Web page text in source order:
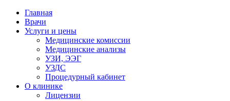
Главная
Врачи
Услуги и цены
Медицинские комиссии
Медицинские анализы
УЗИ, ЭЭГ
УЗДС
Процедурный кабинет
О клинике
Лицензии